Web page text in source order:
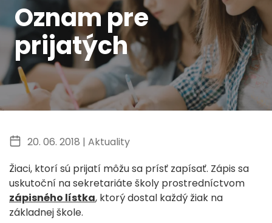
Oznam pre
prijatých
20. 06. 2018 | Aktuality
Žiaci, ktorí sú prijatí môžu sa prísť zapísať. Zápis sa
uskutoční na sekretariáte školy prostredníctvom
zápisného lístka, ktorý dostal každý žiak na
základnej škole.